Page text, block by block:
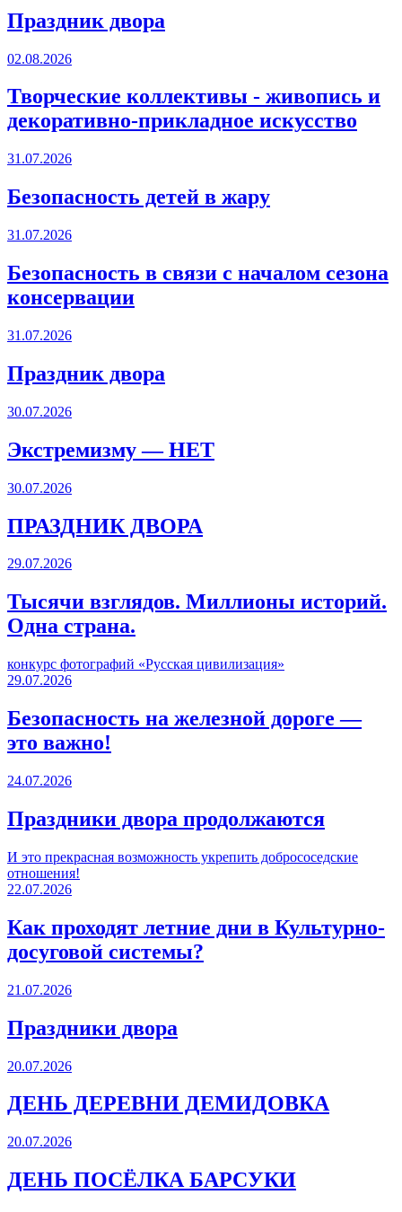
Праздник двора
02.08.2026
Творческие коллективы - живопись и
декоративно-прикладное искусство
31.07.2026
Безопасность детей в жару
31.07.2026
Безопасность в связи с началом сезона
консервации
31.07.2026
Праздник двора
30.07.2026
Экстремизму — НЕТ
30.07.2026
ПРАЗДНИК ДВОРА️
29.07.2026
Тысячи взглядов. Миллионы историй.
Одна страна.
конкурс фотографий «Русская цивилизация»
29.07.2026
Безопасность на железной дороге —
это важно!
24.07.2026
Праздники двора продолжаются
И это прекрасная возможность укрепить добрососедские
отношения!
22.07.2026
Как проходят летние дни в Культурно-
досуговой системы?
21.07.2026
Праздники двора
20.07.2026
ДЕНЬ ДЕРЕВНИ ДЕМИДОВКА
20.07.2026
ДЕНЬ ПОСЁЛКА БАРСУКИ